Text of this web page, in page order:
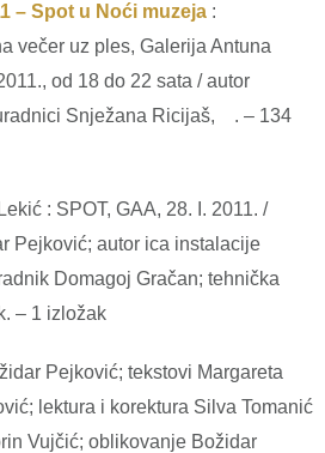
– Spot u Noći muzeja :
večer uz ples, Galerija Antuna
od 18 do 22 sata / autor
Snježana Ricijaš, . – 134
: SPOT, GAA, 28. I. 2011. /
Pejković; autor ica instalacije
Domagoj Gračan; tehnička
– 1 izložak
Pejković; tekstovi Margareta
lektura i korektura Silva Tomanić
Vujčić; oblikovanje Božidar